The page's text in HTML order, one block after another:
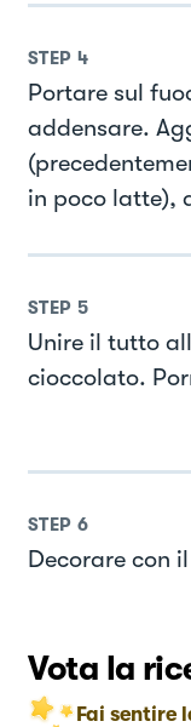
STEP 4
Portare sul
addensare.
in poco latte),
STEP 5
Unire il tutto
cioccolato.
STEP 6
Decorare con
Vota la
Fai sentire